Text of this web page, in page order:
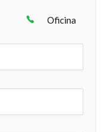
Oficina